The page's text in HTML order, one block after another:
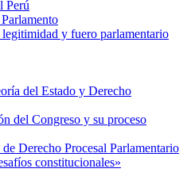
Perú
y fuero parlamentario
del Estado y Derecho
del Congreso y su proceso
Derecho Procesal Parlamentario
constitucionales»